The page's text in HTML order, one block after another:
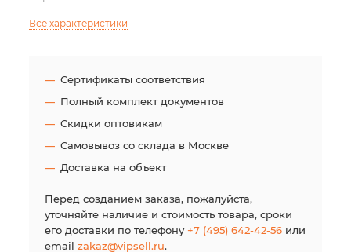
Все характеристики
Сертификаты соответствия
Полный комплект документов
Скидки оптовикам
Самовывоз со склада в Москве
Доставка на объект
Перед созданием заказа, пожалуйста,
уточняйте наличие и стоимость товара, сроки
его доставки по телефону+7 (495) 642-42-56 или
email zakaz@vipsell.ru.